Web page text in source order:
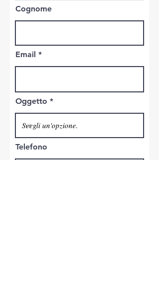
Cognome
Email
Oggetto
Telefono